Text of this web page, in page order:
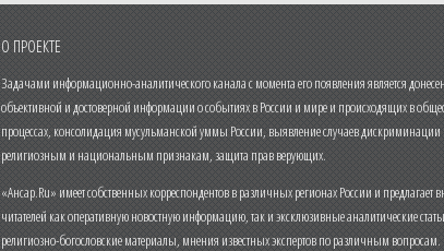
О ПРОЕКТЕ
Задачами информационно-аналитического канала с момента его появления является
объективной и достоверной информации о событиях в России и мире и происходящих в
процессах, консолидация мусульманской уммы России, выявление случаев дискриминации
религиозным и национальным признакам, защита прав верующих.
«Ансар.Ru» имеет собственных корреспондентов в различных регионах России и
читателей как оперативную новостную информацию, так и эксклюзивные аналитические
религиозно-богословские материалы, мнения известных экспертов по различным вопросам.